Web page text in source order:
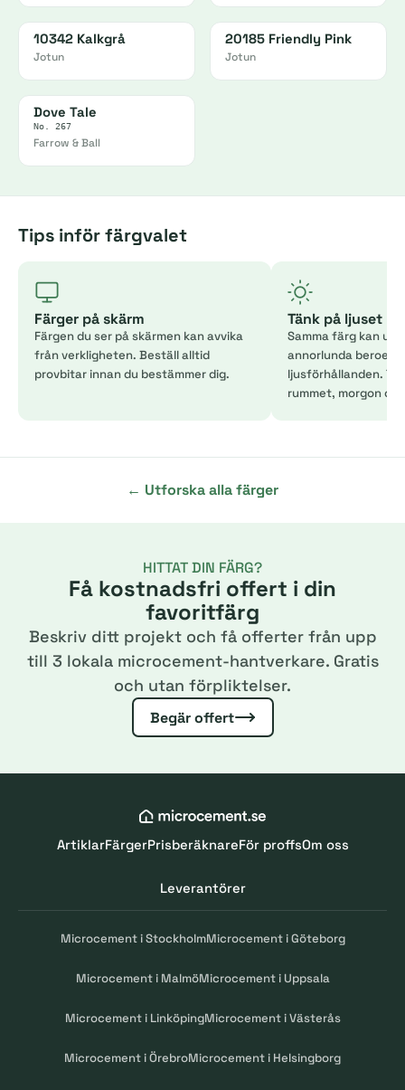
10342 Kalkgrå
Jotun
20185 Friendly Pink
Jotun
Dove Tale
No. 267
Farrow & Ball
Tips inför färgvalet
Färger på skärm
Färgen du ser på skärmen kan avvika
från verkligheten. Beställ alltid
provbitar innan du bestämmer dig.
Tänk på ljuset
Samma färg kan
annorlunda
ljusförhållanden.
rummet, morgon
← Utforska alla färger
HITTAT DIN FÄRG?
Få kostnadsfri offert i din
favoritfärg
Beskriv ditt projekt och få offerter från upp
till 3 lokala microcement-hantverkare. Gratis
och utan förpliktelser.
Begär offert
ArtiklarFärgerPrisberäknareFör proffsOm oss
Leverantörer
Microcement i StockholmMicrocement i Göteborg
Microcement i MalmöMicrocement i Uppsala
Microcement i LinköpingMicrocement i Västerås
Microcement i ÖrebroMicrocement i Helsingborg